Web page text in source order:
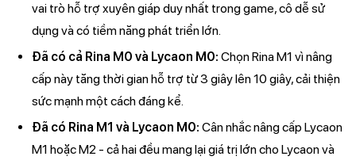
vai trò hỗ trợ xuyên giáp duy nhất trong game, cô dễ sử
dụng và có tiềm năng phát triển lớn.
Đã có cả Rina M0 và Lycaon M0: Chọn Rina M1 vì nâng
cấp này tăng thời gian hỗ trợ từ 3 giây lên 10 giây, cải thiện
sức mạnh một cách đáng kể.
Đã có Rina M1 và Lycaon M0: Cân nhắc nâng cấp Lycaon
M1 hoặc M2 - cả hai đều mang lại giá trị lớn cho Lycaon và